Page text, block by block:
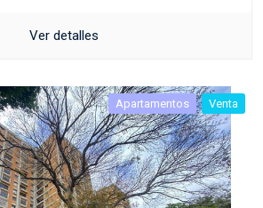
Ver detalles
Apartamentos Venta